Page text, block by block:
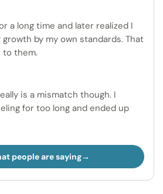
a long time and later realized I
by my own standards. That
to them.
is a mismatch though. I
for too long and ended up
people are saying